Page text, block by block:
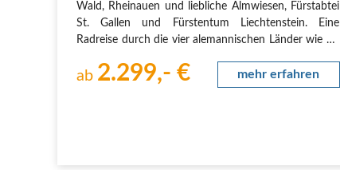
Wald, Rheinauen und liebliche Almwiesen, Fürstabtei
St. Gallen und Fürstentum Liechtenstein. Eine
Radreise durch die vier alemannischen Länder wie sie
übernachten während der kompletten Reise im
ab 2.299,- € mehr erfahren